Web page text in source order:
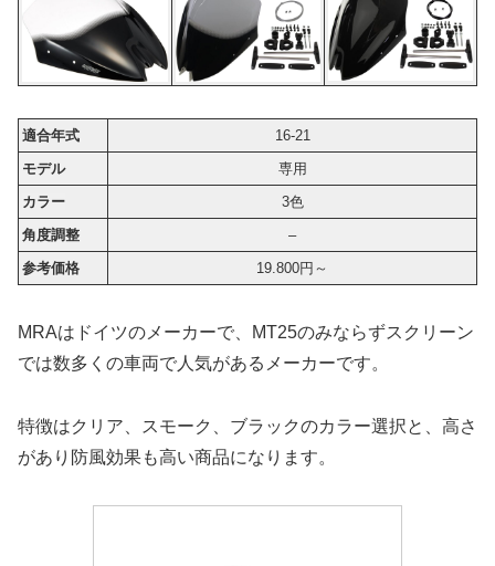
適合年式
16-21
モデル
専用
カラー
3色
角度調整
–
参考価格
19.800円～
MRAはドイツのメーカーで、MT25のみならずスクリーン
では数多くの車両で人気があるメーカーです。
特徴はクリア、スモーク、ブラックのカラー選択と、高さ
があり防風効果も高い商品になります。